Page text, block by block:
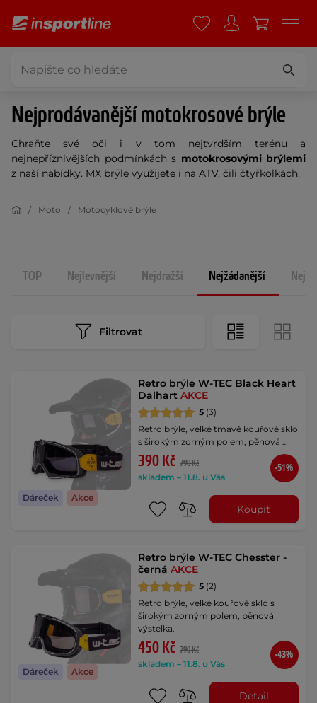
Nejprodávanější motokrosové brýle
Chraňte své oči i v tom nejtvrdším terénu a
nejnepříznivějších podmínkách s motokrosovými brýlemi
z naší nabídky. MX brýle využijete i na ATV, čili čtyřkolkách.
Moto Motocyklové brýle
TOP Nejlevnější Nejdražší Nejžádanější
Filtrovat
Dáreček Akce
Retro brýle W-TEC Black Heart
DalhartAKCE
5 (3)
Retro brýle, velké tmavě kouřové sklo
s širokým zorným polem, pěnová …
390 Kč 790 Kč
skladem – 11.8. u Vás
-51%
Koupit
Dáreček Akce
Retro brýle W-TEC Chesster -
černáAKCE
5 (2)
Retro brýle, velké kouřové sklo s
širokým zorným polem, pěnová
výstelka.
450 Kč 790 Kč
skladem – 11.8. u Vás
-43%
Detail